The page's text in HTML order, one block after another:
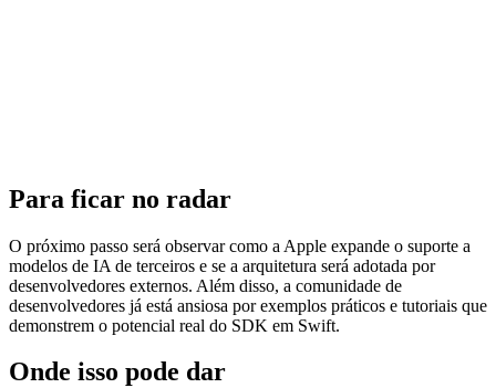
Para ficar no radar
O próximo passo será observar como a Apple expande o suporte a
modelos de IA de terceiros e se a arquitetura será adotada por
desenvolvedores externos. Além disso, a comunidade de
desenvolvedores já está ansiosa por exemplos práticos e tutoriais que
demonstrem o potencial real do SDK em Swift.
Onde isso pode dar